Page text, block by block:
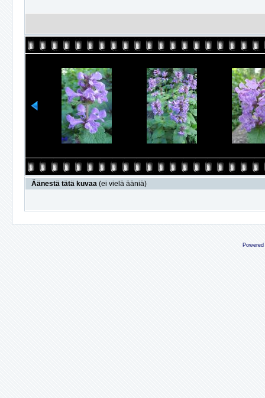
Äänestä tätä kuvaa (ei vielä ääniä)